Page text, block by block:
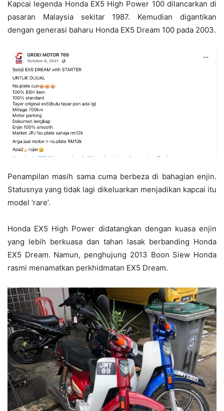
Kapcai legenda Honda EX5 High Power 100 dilancarkan di
pasaran Malaysia sekitar 1987. Kemudian digantikan
dengan generasi baharu Honda EX5 Dream 100 pada 2003.
Penampilan masih sama cuma berbeza di bahagian enjin.
Statusnya yang tidak lagi dikeluarkan menjadikan kapcai itu
model ‘rare’.
Honda EX5 High Power didatangkan dengan kuasa enjin
yang lebih berkuasa dan tahan lasak berbanding Honda
EX5 Dream. Namun, penghujung 2013 Boon Siew Honda
rasmi menamatkan perkhidmatan EX5 Dream.